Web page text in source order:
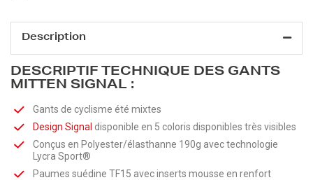
Description
DESCRIPTIF TECHNIQUE DES GANTS
MITTEN SIGNAL :
Gants de cyclisme été mixtes
Design Signal disponible en 5 coloris disponibles très visibles
Conçus en Polyester/élasthanne 190g avec technologie
Lycra Sport®
Paumes suédine TF15 avec inserts mousse en renfort